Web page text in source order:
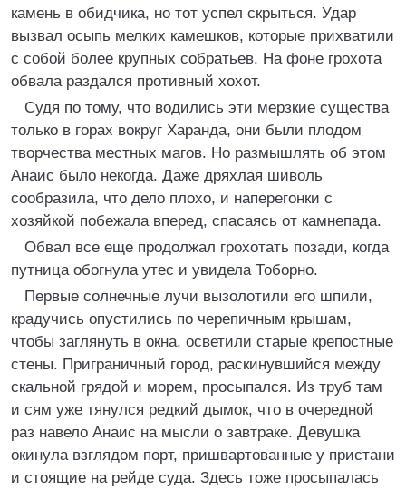
камень в обидчика, но тот успел скрыться. Удар
вызвал осыпь мелких камешков, которые прихватили
с собой более крупных собратьев. На фоне грохота
обвала раздался противный хохот.
Судя по тому, что водились эти мерзкие существа
только в горах вокруг Харанда, они были плодом
творчества местных магов. Но размышлять об этом
Анаис было некогда. Даже дряхлая шиволь
сообразила, что дело плохо, и наперегонки с
хозяйкой побежала вперед, спасаясь от камнепада.
Обвал все еще продолжал грохотать позади, когда
путница обогнула утес и увидела Тоборно.
Первые солнечные лучи вызолотили его шпили,
крадучись опустились по черепичным крышам,
чтобы заглянуть в окна, осветили старые крепостные
стены. Приграничный город, раскинувшийся между
скальной грядой и морем, просыпался. Из труб там
и сям уже тянулся редкий дымок, что в очередной
раз навело Анаис на мысли о завтраке. Девушка
окинула взглядом порт, пришвартованные у пристани
и стоящие на рейде суда. Здесь тоже просыпалась